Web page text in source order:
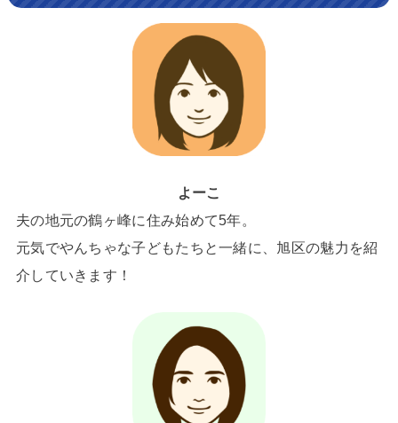
よーこ
夫の地元の鶴ヶ峰に住み始めて5年。
元気でやんちゃな子どもたちと一緒に、旭区の魅力を紹
介していきます！